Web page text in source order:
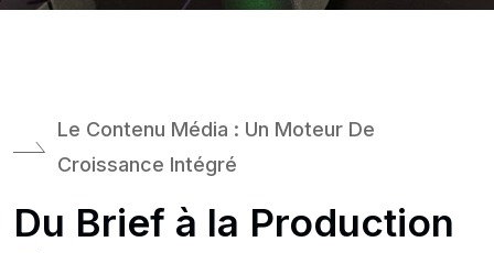
Le Contenu Média : Un Moteur De
Croissance Intégré
Du Brief à la Production